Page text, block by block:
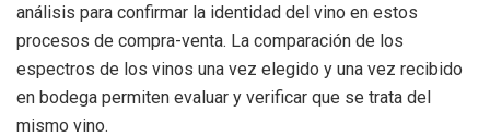
análisis para confirmar la identidad del vino en estos
procesos de compra-venta. La comparación de los
espectros de los vinos una vez elegido y una vez recibido
en bodega permiten evaluar y verificar que se trata del
mismo vino.